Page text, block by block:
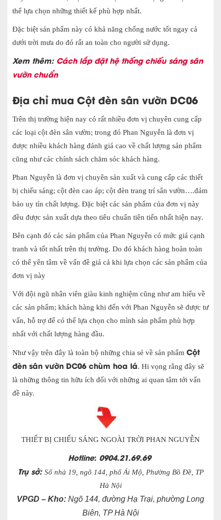
thể lựa chọn những thiết kế phù hợp nhất.
Đặc biệt sản phẩm này có khả năng chống nước tốt ngay cả
dưới trời mưa do đó rất an toàn cho người sử dụng.
Xem thêm: Cách lắp đặt hệ thống chiếu sáng sân
vườn chuẩn
Địa chỉ mua Cột đèn sân vườn DC06
Trên thị trường hiện nay có rất nhiều đơn vị chuyên cung cấp
các loại cột đèn sân vườn; trong đó Phan Nguyễn là đơn vị
được nhiều khách hàng đánh giá cao về chất lượng sản phẩm
cũng như các chính sách chăm sóc khách hàng.
Phan Nguyễn là đơn vị chuyên sản xuất và cung cấp các thiết
bị chiếu sáng; cột đèn cao áp; cột đèn trang trí sân vườn….đảm
bảo uy tín chất lượng. Đặc biệt các sản phẩm của đơn vị này
đều được sản xuất dựa theo tiêu chuẩn tiên tiến nhất hiện nay.
Bên cạnh đó các sản phẩm của Phan Nguyễn có mức giá cạnh
tranh và tốt nhất trên thị trường. Do đó khách hàng hoàn toàn
có thể yên tâm về vấn đề giá cả khi lựa chọn các sản phẩm của
đơn vị này
Với đội ngũ nhân viên giàu kinh nghiệm cũng như am hiểu về
các sản phẩm; khách hàng khi đến với Phan Nguyễn sẽ được tư
vấn, hỗ trợ để có thể lựa chọn cho mình sản phẩm phù hợp
nhất với chất lượng hàng đầu.
Như vậy trên đây là toàn bộ những chia sẻ về sản phẩm Cột
đèn sân vườn DC06 chùm hoa lá. Hi vọng rằng đây sẽ
là những thông tin hữu ích đối với những ai quan tâm tới vấn
đề này.
THIẾT BỊ CHIẾU SÁNG NGOÀI TRỜI PHAN NGUYỄN
Hotline: 0904.21.69.69
Trụ sở: Số nhà 19, ngõ 144, phố Ái Mộ, Phường Bồ Đề, TP
Hà Nội
VPGD – Kho: Ngõ 144, đường Hạ Trại, phường Long
Biên, TP Hà Nội